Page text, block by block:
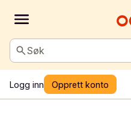
Søk
Logg inn Opprett konto